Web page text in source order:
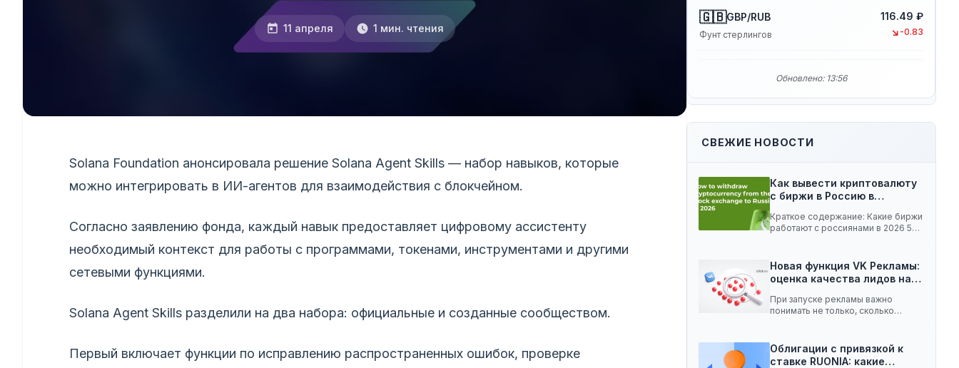
11 апреля 1 мин. чтения
Solana Foundation анонсировала решение Solana Agent Skills — набор навыков, которые
можно интегрировать в ИИ-агентов для взаимодействия с блокчейном.
Согласно заявлению фонда, каждый навык предоставляет цифровому ассистенту
необходимый контекст для работы с программами, токенами, инструментами и другими
сетевыми функциями.
Solana Agent Skills разделили на два набора: официальные и созданные сообществом.
Первый включает функции по исправлению распространенных ошибок, проверке
🇬🇧GBP/RUB
Фунт стерлингов
116.49 ₽
↘ -0.83
Обновлено: 13:56
СВЕЖИЕ НОВОСТИ
Как вывести криптовалюту
с биржи в Россию в…
Краткое содержание: Какие биржи
работают с россиянами в 2026 5
Новая функция VK Рекламы:
оценка качества лидов на…
При запуске рекламы важно
понимать не только, сколько
Облигации с привязкой к
ставке RUONIA: какие